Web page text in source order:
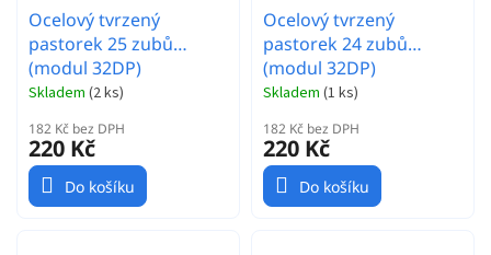
Ocelový tvrzený
pastorek 25 zubů
(modul 32DP)
Skladem (2 ks)
182 Kč bez DPH
220 Kč
Do košíku
Ocelový tvrzený
pastorek 24 zubů
(modul 32DP)
Skladem (1 ks)
182 Kč bez DPH
220 Kč
Do košíku